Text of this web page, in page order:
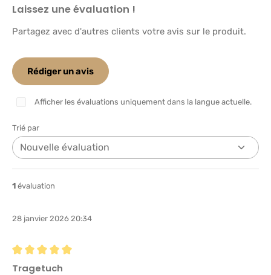
Laissez une évaluation !
Partagez avec d'autres clients votre avis sur le produit.
Rédiger un avis
Afficher les évaluations uniquement dans la langue actuelle.
Trié par
1 évaluation
28 janvier 2026 20:34
Évaluation avec une note de 5 sur 5 étoiles
Tragetuch